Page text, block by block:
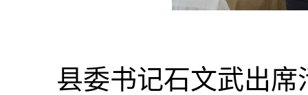
县委书记石文武出